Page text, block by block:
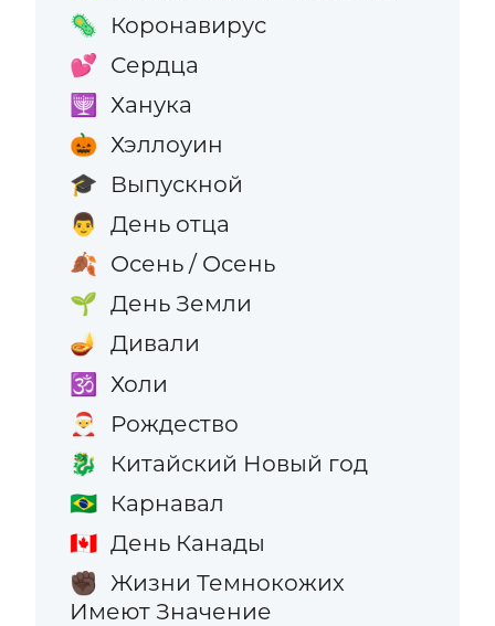
🦠 Коронавирус
💕 Сердца
🕎 Ханука
🎃 Хэллоуин
🎓 Выпускной
👨 День отца
🍂 Осень / Осень
🌱 День Земли
🪔 Дивали
🕉️ Холи
🎅 Рождество
🐉 Китайский Новый год
🇧🇷 Карнавал
🇨🇦 День Канады
✊🏿 Жизни Темнокожих
Имеют Значение